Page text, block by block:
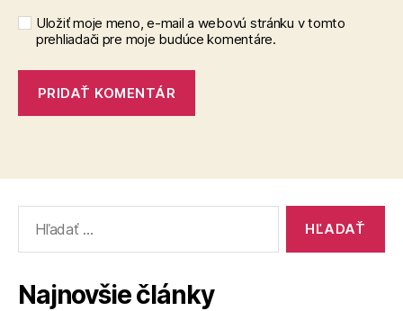
Uložiť moje meno, e-mail a webovú stránku v tomto
prehliadači pre moje budúce komentáre.
Najnovšie články